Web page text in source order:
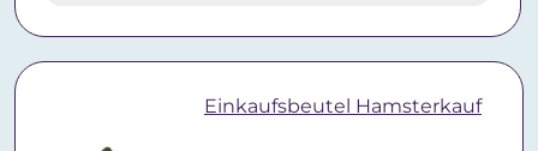
Einkaufsbeutel Hamsterkauf